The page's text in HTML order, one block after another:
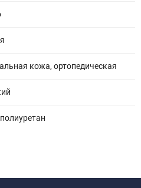
кожа, ортопедическая